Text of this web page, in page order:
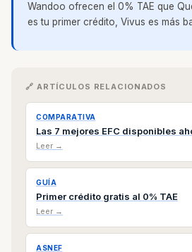
Wandoo ofrecen el 0% TAE que
es tu primer crédito, Vivus es más
🔗 ARTÍCULOS RELACIONADOS
COMPARATIVA
Las 7 mejores EFC disponibles
Leer →
GUÍA
Primer crédito gratis al 0% TAE
Leer →
ASNEF